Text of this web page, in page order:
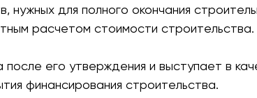
для полного окончания
расчетом стоимости строительства.
его утверждения и выступает в
финансирования строительства.